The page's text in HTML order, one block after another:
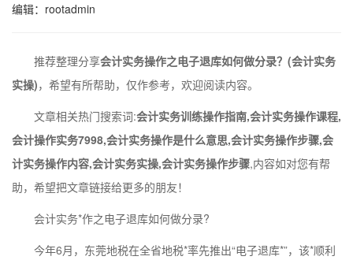
编辑：rootadmin
推荐整理分享会计实务操作之电子退库如何做分录？(会计实务
实操)，希望有所帮助，仅作参考，欢迎阅读内容。
文章相关热门搜索词:会计实务训练操作指南,会计实务操作课程,
会计操作实务7998,会计实务操作是什么意思,会计实务操作步骤,会
计实务操作内容,会计实务实操,会计实务操作步骤,内容如对您有帮
助，希望把文章链接给更多的朋友！
会计实务*作之电子退库如何做分录?
今年6月，东莞地税在全省地税*率先推出“电子退库*”，该*顺利